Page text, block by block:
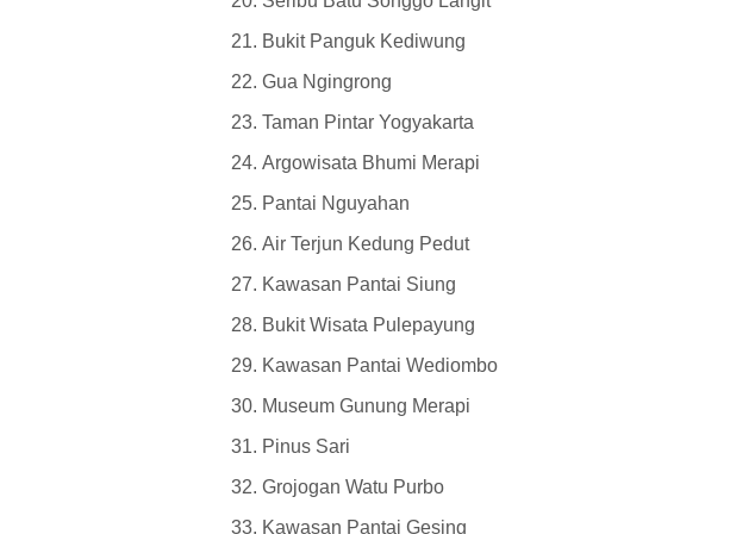
Bukit Panguk Kediwung
Gua Ngingrong
Taman Pintar Yogyakarta
Argowisata Bhumi Merapi
Pantai Nguyahan
Air Terjun Kedung Pedut
Kawasan Pantai Siung
Bukit Wisata Pulepayung
Kawasan Pantai Wediombo
Museum Gunung Merapi
Pinus Sari
Grojogan Watu Purbo
Kawasan Pantai Gesing